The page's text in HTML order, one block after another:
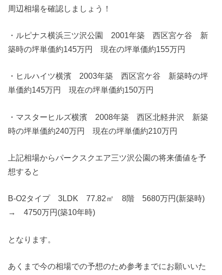
周辺相場を確認しましょう！
・ルピナス横浜三ツ沢公園 2001年築 西区宮ケ谷 新
築時の坪単価約145万円 現在の坪単価約155万円
・ヒルハイツ横濱 2003年築 西区宮ケ谷 新築時の坪
単価約145万円 現在の坪単価約150万円
・マスターヒルズ横濱 2008年築 西区北軽井沢 新築
時の坪単価約240万円 現在の坪単価約210万円
上記相場からパークスクエア三ツ沢公園の将来価値を予
想すると
B-O2タイプ 3LDK 77.82㎡ 8階 5680万円(新築時)
→ 4750万円(築10年時)
となります。
あくまで今の相場での予想のため参考までにお願いいた